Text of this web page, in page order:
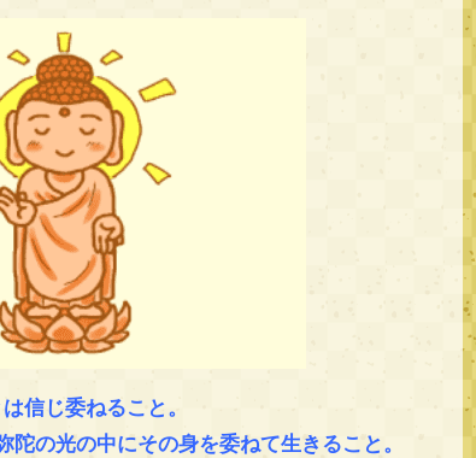
信じ委ねること。
の光の中にその身を委ねて生きること。